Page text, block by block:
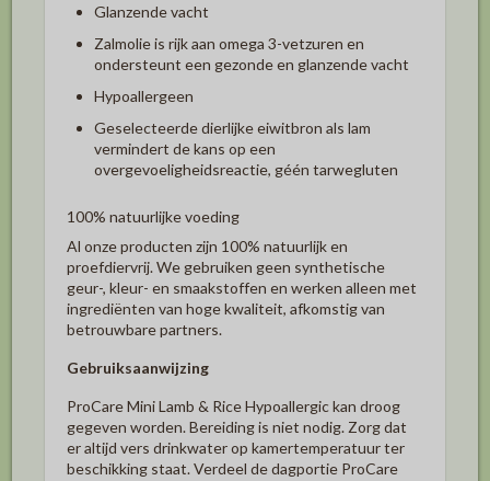
Glanzende vacht
Zalmolie is rijk aan omega 3-vetzuren en
ondersteunt een gezonde en glanzende vacht
Hypoallergeen
Geselecteerde dierlijke eiwitbron als lam
vermindert de kans op een
overgevoeligheidsreactie, géén tarwegluten
100% natuurlijke voeding
Al onze producten zijn 100% natuurlijk en
proefdiervrij. We gebruiken geen synthetische
geur-, kleur- en smaakstoffen en werken alleen met
ingrediënten van hoge kwaliteit, afkomstig van
betrouwbare partners.
Gebruiksaanwijzing
ProCare Mini Lamb & Rice Hypoallergic kan droog
gegeven worden. Bereiding is niet nodig. Zorg dat
er altijd vers drinkwater op kamertemperatuur ter
beschikking staat. Verdeel de dagportie ProCare